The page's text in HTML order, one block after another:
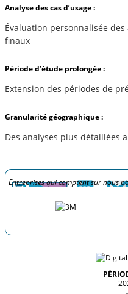
Analyse des cas d’usage :
Évaluation personnalisée
finaux
Période d’étude prolongée :
Extension des périodes de
Granularité géographique :
Des analyses plus détaillées
Entreprises qui comptent sur nous